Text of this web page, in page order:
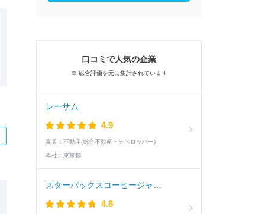
口コミで人気の企業
※ 総合評価を元に集計されています
レーサム
4.9
業界： 不動産(総合不動産・デベロッパー)
本社： 東京都
4.8